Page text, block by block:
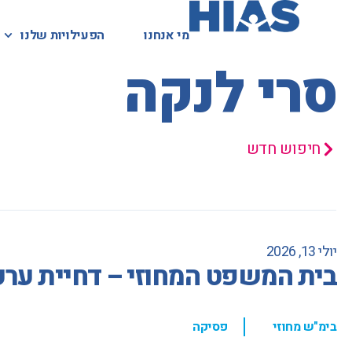
מי אנחנו הפעילויות שלנו מי אנחנו הפעילויות שלנו המאגר המשפטי
סרי לנקה
חיפוש חדש
יולי 13, 2026
בית המשפט המחוזי – דחיית
בימ"ש מחוזי , פסיקה